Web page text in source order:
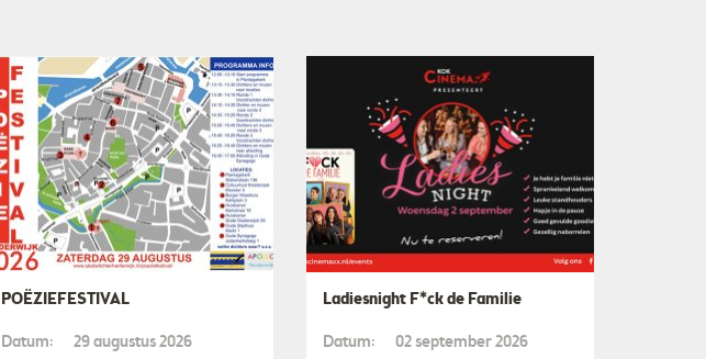
POËZIEFESTIVAL
Datum:
29 augustus 2026
Ladiesnight F*ck de Familie
Datum:
02 september 2026